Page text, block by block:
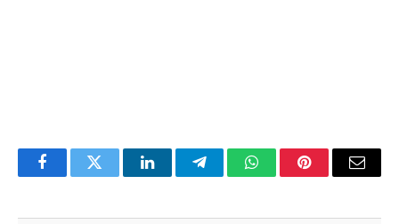
FacebookTwitter LinkedInTelegramWhatsAppPinterestEmail